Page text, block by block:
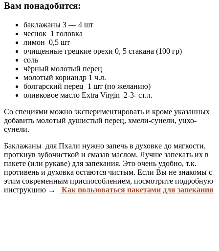
Вам понадобится:
баклажаны 3 — 4 шт
чеснок 1 головка
лимон 0,5 шт
очищенные грецкие орехи 0, 5 стакана (100 гр)
соль
чёрный молотый перец
молотый кориандр 1 ч.л.
болгарский перец 1 шт (по желанию)
оливковое масло Extra Virgin 2-3- ст.л.
Со специями можно экспериментировать и кроме указанных
добавить молотый душистый перец, хмели-сунели, уцхо-
сунели.
Баклажаны для Пхали нужно запечь в духовке до мягкости,
проткнув зубочисткой и смазав маслом. Лучше запекать их в
пакете (или рукаве) для запекания. Это очень удобно, т.к.
противень и духовка остаются чистым. Если Вы не знакомы с
этим современным приспособлением, посмотрите подробную
инструкцию →
Как пользоваться пакетами для запекания